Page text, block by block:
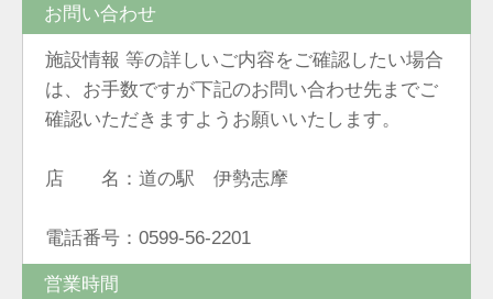
お問い合わせ
施設情報 等の詳しいご内容をご確認したい場合
は、お手数ですが下記のお問い合わせ先までご
確認いただきますようお願いいたします。
店 名：道の駅 伊勢志摩
電話番号：0599-56-2201
営業時間